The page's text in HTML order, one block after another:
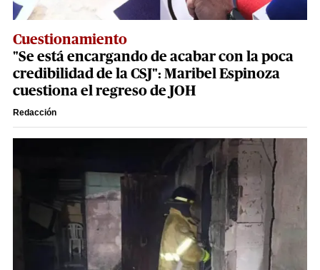
Cuestionamiento
"Se está encargando de acabar con la poca
credibilidad de la CSJ": Maribel Espinoza
cuestiona el regreso de JOH
Redacción